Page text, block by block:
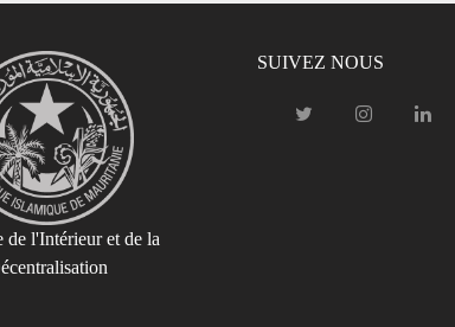
de l'Intérieur et de la
SUIVEZ NOUS